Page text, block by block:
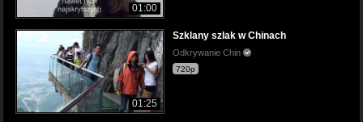
01:00
01:25
Szklany szlak w Chinach
Odkrywanie Chin
720p